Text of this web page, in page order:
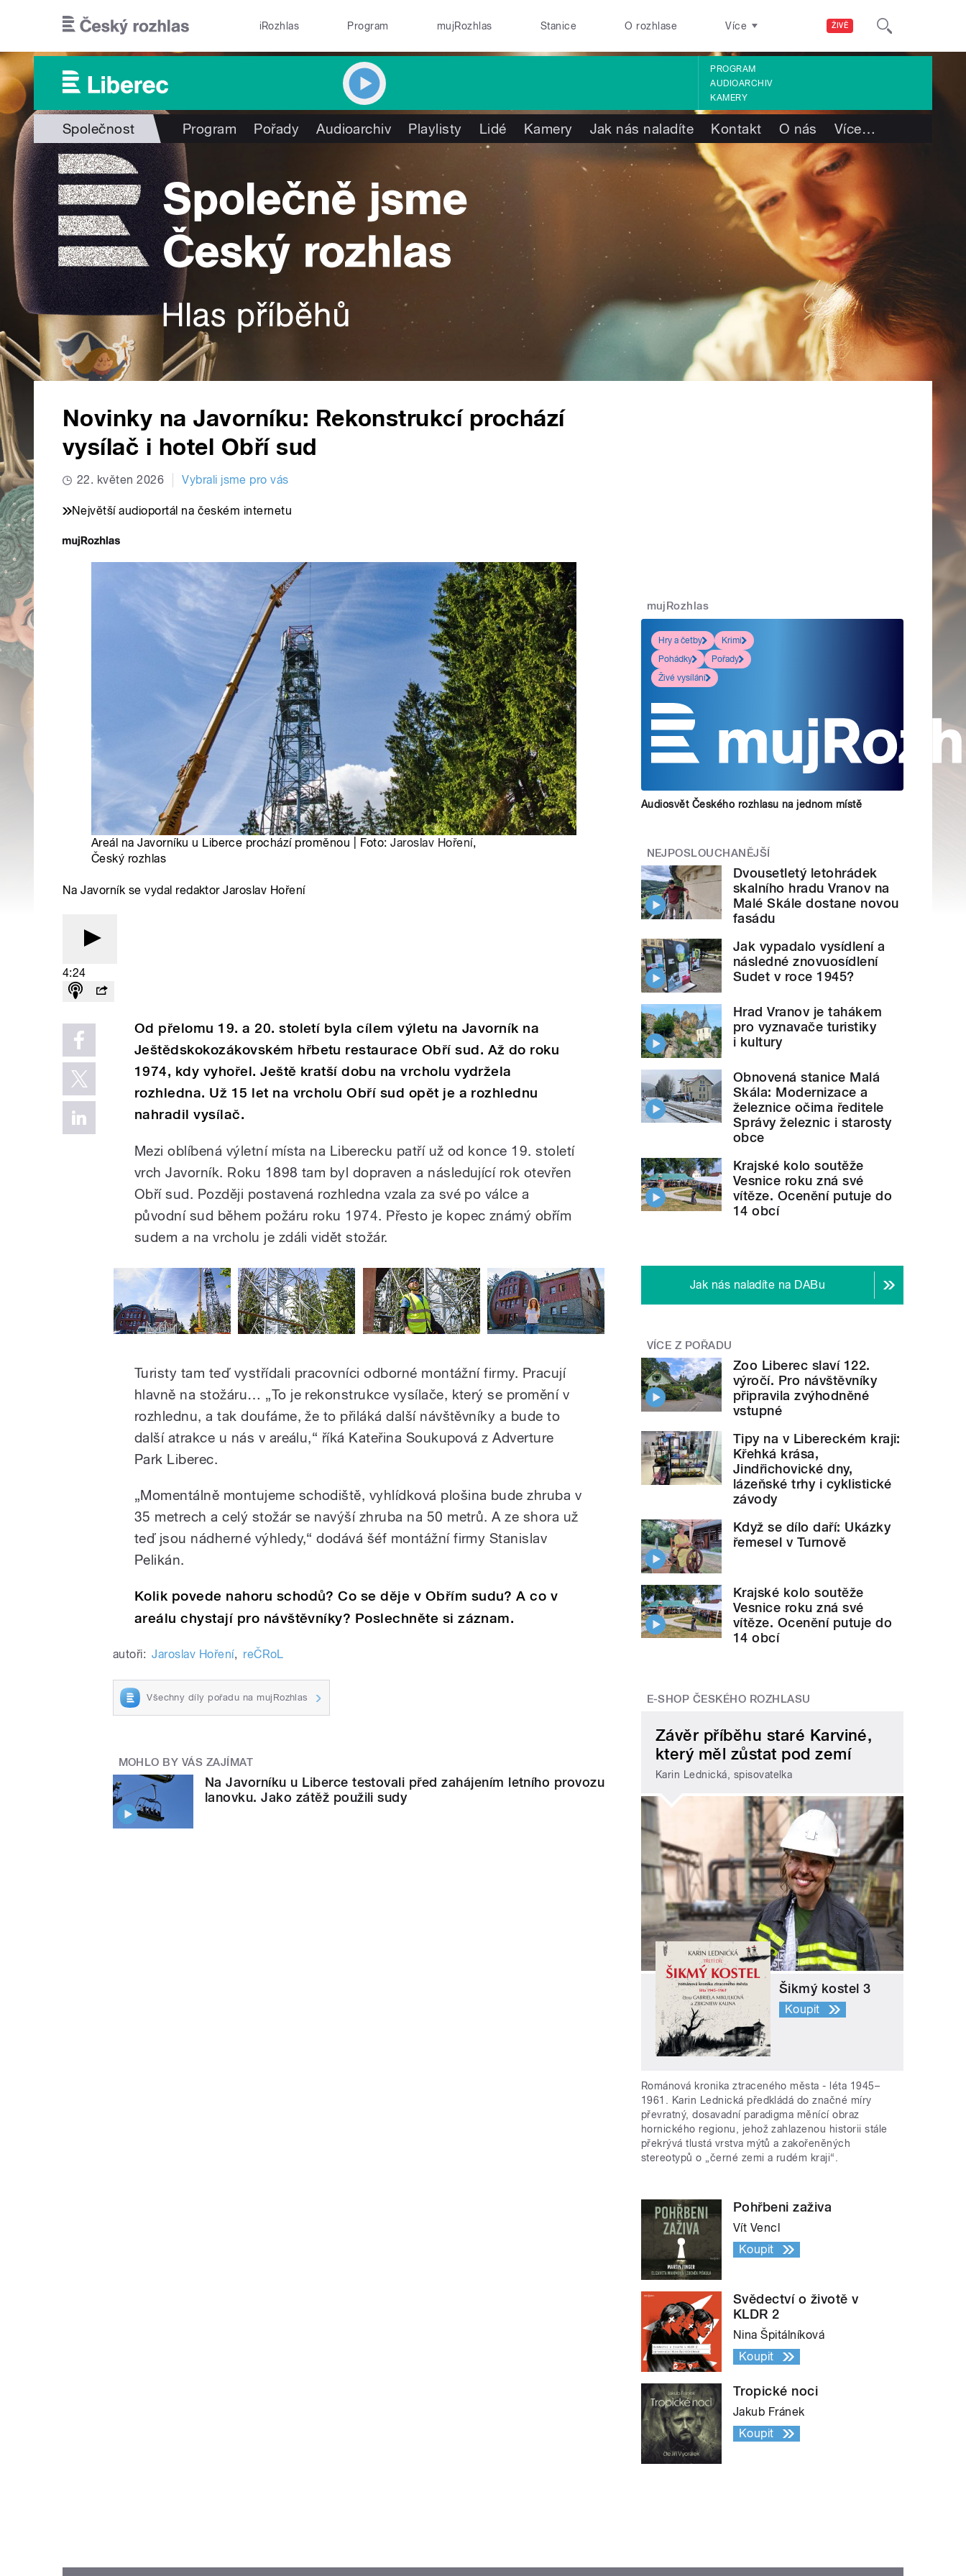
ŽIVĚ
iRozhlas Program mujRozhlas Stanice O rozhlase Více
PROGRAM
AUDIOARCHIV
KAMERY
Společnost Program Pořady Audioarchiv Playlisty Lidé Kamery Jak nás naladíte Kontakt O nás Více…
Novinky na Javorníku: Rekonstrukcí prochází
vysílač i hotel Obří sud
22. květen 2026 Vybrali jsme pro vás
Největší audioportál na českém internetu
Areál na Javorníku u Liberce prochází proměnou | Foto:Jaroslav Hoření,
Český rozhlas
Na Javorník se vydal redaktor Jaroslav Hoření
4:24
Od přelomu 19. a 20. století byla cílem výletu na Javorník na
Ještědskokozákovském hřbetu restaurace Obří sud. Až do roku
1974, kdy vyhořel. Ještě kratší dobu na vrcholu vydržela
rozhledna. Už 15 let na vrcholu Obří sud opět je a rozhlednu
nahradil vysílač.
Mezi oblíbená výletní místa na Liberecku patří už od konce 19. století
vrch Javorník. Roku 1898 tam byl dopraven a následující rok otevřen
Obří sud. Později postavená rozhledna vzala za své po válce a
původní sud během požáru roku 1974. Přesto je kopec známý obřím
sudem a na vrcholu je zdáli vidět stožár.
Turisty tam teď vystřídali pracovníci odborné montážní firmy. Pracují
hlavně na stožáru… „To je rekonstrukce vysílače, který se promění v
rozhlednu, a tak doufáme, že to přiláká další návštěvníky a bude to
další atrakce u nás v areálu,“ říká Kateřina Soukupová z Adverture
Park Liberec.
„Momentálně montujeme schodiště, vyhlídková plošina bude zhruba v
35 metrech a celý stožár se navýší zhruba na 50 metrů. A ze shora už
teď jsou nádherné výhledy,“ dodává šéf montážní firmy Stanislav
Pelikán.
Kolik povede nahoru schodů? Co se děje v Obřím sudu? A co v
areálu chystají pro návštěvníky? Poslechněte si záznam.
autoři: Jaroslav Hoření, reČRoL
Všechny díly pořadu na mujRozhlas
MOHLO BY VÁS ZAJÍMAT
Na Javorníku u Liberce testovali před zahájením letního provozu
lanovku. Jako zátěž použili sudy
mujRozhlas
Hry a četby
Krimi
Pohádky
Pořady
Živé vysílání
Audiosvět Českého rozhlasu na jednom místě
NEJPOSLOUCHANĚJŠÍ
Dvousetletý letohrádek
skalního hradu Vranov na
Malé Skále dostane novou
fasádu
Jak vypadalo vysídlení a
následné znovuosídlení
Sudet v roce 1945?
Hrad Vranov je tahákem
pro vyznavače turistiky
i kultury
Obnovená stanice Malá
Skála: Modernizace a
železnice očima ředitele
Správy železnic i starosty
obce
Krajské kolo soutěže
Vesnice roku zná své
vítěze. Ocenění putuje do
14 obcí
Jak nás naladíte na DABu
VÍCE Z POŘADU
Zoo Liberec slaví 122.
výročí. Pro návštěvníky
připravila zvýhodněné
vstupné
Tipy na v Libereckém kraji:
Křehká krása,
Jindřichovické dny,
lázeňské trhy i cyklistické
závody
Když se dílo daří: Ukázky
řemesel v Turnově
Krajské kolo soutěže
Vesnice roku zná své
vítěze. Ocenění putuje do
14 obcí
E-SHOP ČESKÉHO ROZHLASU
Závěr příběhu staré Karviné,
který měl zůstat pod zemí
Karin Lednická, spisovatelka
Šikmý kostel 3
Koupit
Románová kronika ztraceného města - léta 1945–
1961. Karin Lednická předkládá do značné míry
převratný, dosavadní paradigma měnící obraz
hornického regionu, jehož zahlazenou historii stále
překrývá tlustá vrstva mýtů a zakořeněných
stereotypů o „černé zemi a rudém kraji“.
Pohřbeni zaživa
Vít Vencl
Koupit
Svědectví o životě v
KLDR 2
Nina Špitálníková
Koupit
Tropické noci
Jakub Fránek
Koupit